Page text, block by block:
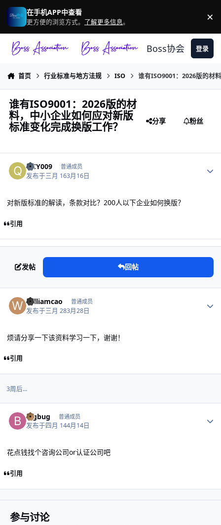
跳转到帖子
在手机APP中查看
更方便的浏览方式。 了解更多信息。 ×
Boss协会 登录
首页 行业标准与地方法规 ISO 谁有ISO9001：2026版的材
谁有ISO9001：2026版的材
料，中小企业如何应对新版
标准变化完成换版工作？
分享 粉丝
QCY009 普通成员
发布于三月 163月16日
对新版标准的解读，条款对比？200人以下企业如何换版？
引用
发帖 回帖
williamcao 普通成员
发布于三月 283月28日
烦请分享一下该资料学习一下，谢谢！
引用
3周后...
bigbug 普通成员
发布于四月 144月14日
花点钱找个咨询公司or认证公司吧
引用
参与讨论